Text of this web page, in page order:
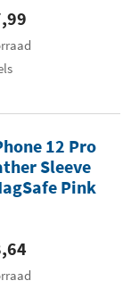
12 Pro
Sleeve
Pink